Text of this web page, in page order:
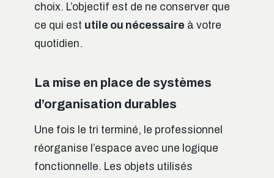
choix. L’objectif est de ne conserver que
ce qui est utile ou nécessaire à votre
quotidien.
La mise en place de systèmes
d’organisation durables
Une fois le tri terminé, le professionnel
réorganise l’espace avec une logique
fonctionnelle. Les objets utilisés